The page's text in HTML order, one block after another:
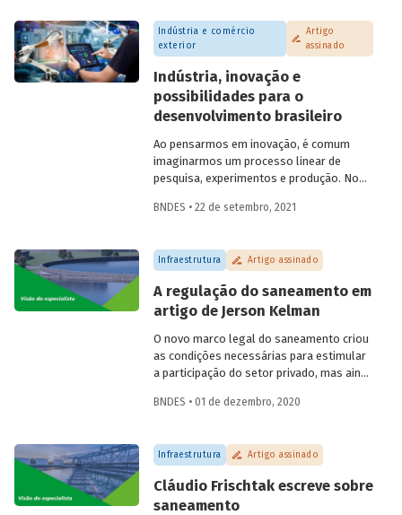
da produção de resíduos. Confira um
resumo do estudo produzido por
analistas do BNDES, que é parte de
publicação sobre economia circular a ser
lançada em fevereiro.
Indústria e comércio
exterior
Artigo
assinado
Indústria, inovação e
possibilidades para o
desenvolvimento brasileiro
Ao pensarmos em inovação, é comum
imaginarmos um processo linear de
pesquisa, experimentos e produção. No
do conhecimento acumulado em
Cristina Costa, economista do BNDES,
trata neste artigo da relação da inovação
oportunidades, estratégias e
possibilidades de fomento ao tema.
BNDES • 22 de setembro, 2021
Infraestrutura Artigo assinado
A regulação do saneamento em
artigo de Jerson Kelman
O novo marco legal do saneamento criou
as condições necessárias para estimular
a participação do setor privado, mas ainda
garantam a boa regulação dos serviços
Desenvolvimento, o especialista Jerson
Kelman explica o papel atribuído à
Agência Nacional de Aguas (ANA) e
esclarece como ela pode influenciar na
expansão dos investimentos e do acesso
BNDES • 01 de dezembro, 2020
Infraestrutura Artigo assinado
Cláudio Frischtak escreve sobre
saneamento